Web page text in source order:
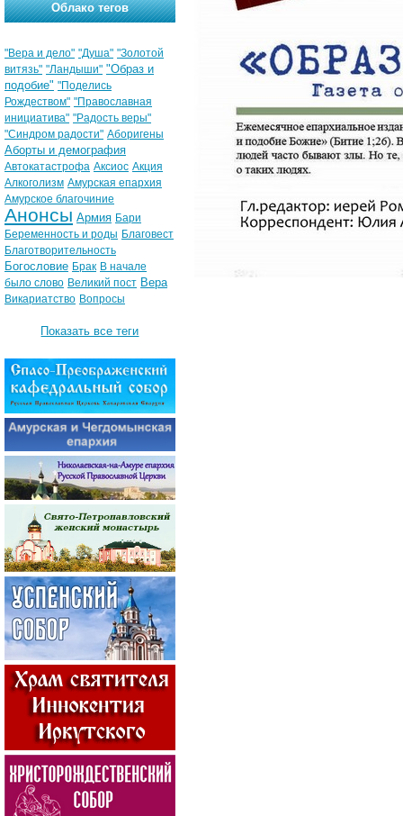
Облако тегов
"Вера и дело" "Душа" "Золотой
витязь" "Ландыши" "Образ и
подобие" "Поделись
Рождеством" "Православная
инициатива" "Радость веры"
"Синдром радости" Аборигены
Аборты и демография
Автокатастрофа Аксиос Акция
Алкоголизм Амурская епархия
Амурское благочиние
Анонсы Армия Бари
Беременность и роды Благовест
Благотворительность
Богословие Брак В начале
было слово Великий пост Вера
Викариатство Вопросы
Показать все теги